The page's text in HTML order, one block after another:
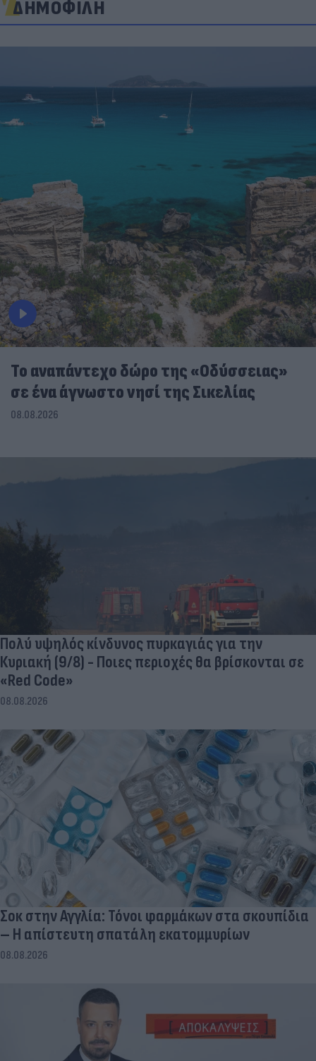
ΔΗΜΟΦΙΛΗ
To αναπάντεχο δώρο της «Οδύσσειας»
σε ένα άγνωστο νησί της Σικελίας
08.08.2026
Πολύ υψηλός κίνδυνος πυρκαγιάς για την
Κυριακή (9/8) - Ποιες περιοχές θα βρίσκονται σε
«Red Code»
08.08.2026
Σοκ στην Αγγλία: Τόνοι φαρμάκων στα σκουπίδια
– Η απίστευτη σπατάλη εκατομμυρίων
08.08.2026